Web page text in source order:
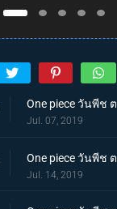
Jul. 07, 2019
Jul. 14, 2019